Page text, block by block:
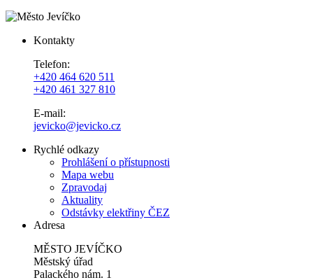
Kontakty
Telefon:
+420 464 620 511
+420 461 327 810
E-mail:
jevicko@jevicko.cz
Rychlé odkazy
Prohlášení o přístupnosti
Mapa webu
Zpravodaj
Aktuality
Odstávky elektřiny ČEZ
Adresa
MĚSTO JEVÍČKO
Městský úřad
Palackého nám. 1